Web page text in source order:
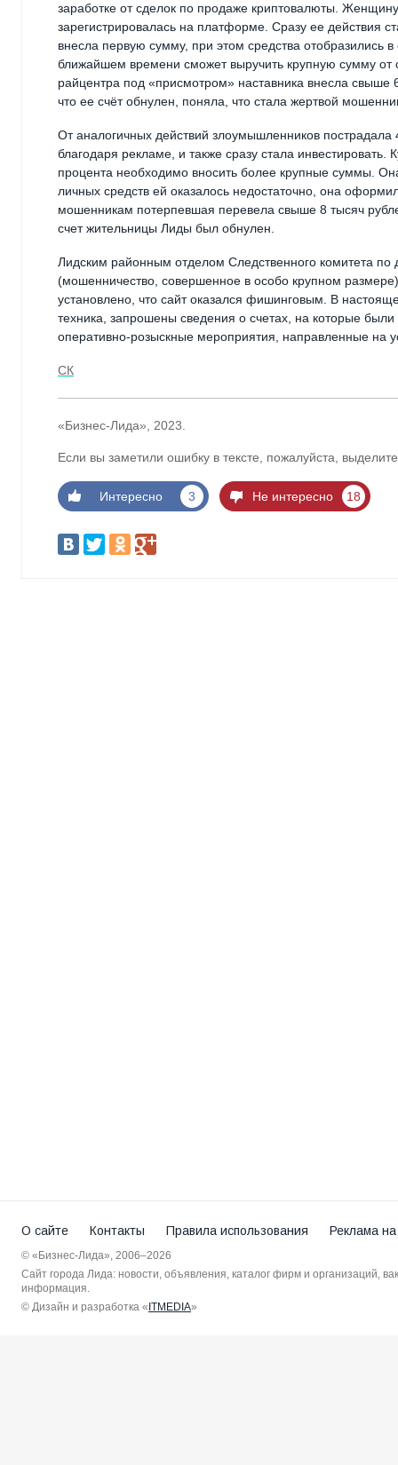
заработке от сделок по продаже криптовалюты.
зарегистрировалась на платформе. Сразу ее действия
внесла первую сумму, при этом средства отобразились
ближайшем времени сможет выручить крупную сумму от
райцентра под «присмотром» наставника внесла
что ее счёт обнулен, поняла, что стала жертвой
От аналогичных действий злоумышленников
благодаря рекламе, и также сразу стала
процента необходимо вносить более крупные суммы.
личных средств ей оказалось недостаточно, она
мошенникам потерпевшая перевела свыше 8 тысяч
счет жительницы Лиды был обнулен.
Лидским районным отделом Следственного комитета по
(мошенничество, совершенное в особо крупном
установлено, что сайт оказался фишинговым. В
техника, запрошены сведения о счетах, на которые
оперативно-розыскные мероприятия, направленные на
СК
«Бизнес-Лида», 2023.
Если вы заметили ошибку в тексте, пожалуйста,
Интересно 3 Не интересно 18
О сайте Контакты Правила использования Реклама
© «Бизнес-Лида», 2006–2026
Сайт города Лида: новости, объявления, каталог фирм и организаций,
информация.
© Дизайн и разработка «ITMEDIA»